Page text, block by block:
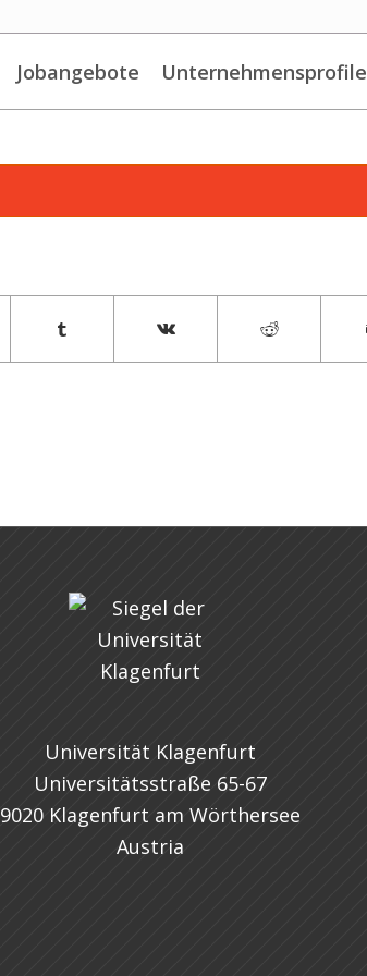
Jobangebote Unternehmensprofile
Universität Klagenfurt
Universitätsstraße 65-67
9020 Klagenfurt am Wörthersee
Austria